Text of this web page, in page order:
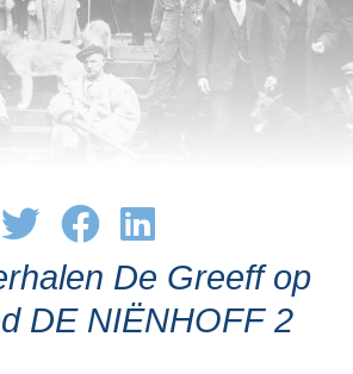
De Greeff op
DE NIËNHOFF 2